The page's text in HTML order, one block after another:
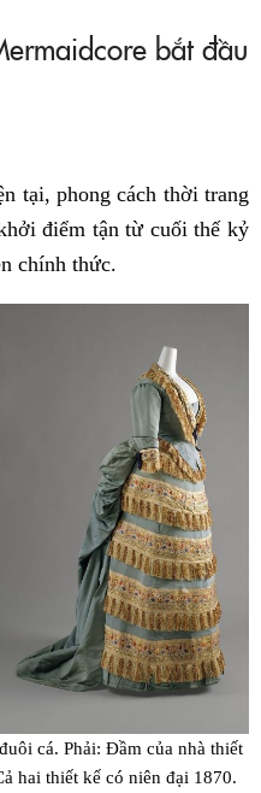
bắt đầu
tại, phong cách thời trang
điểm tận từ cuối thế kỷ
chính thức.
cá. Phải: Đầm của nhà thiết
hai thiết kế có niên đại 1870.